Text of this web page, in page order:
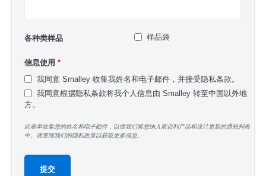
各种类样品 样品袋
信息使用 *
我同意 Smalley 收集我姓名和电子邮件，并接受隐私条款。
我同意根据隐私条款将我个人信息由 Smalley 转至中国以外地
方。
此表单收集您的姓名和电子邮件，以便我们将您纳入斯迈利产品和设计更新的通知列表
中。请查阅我们的隐私政策以获取更多信息。